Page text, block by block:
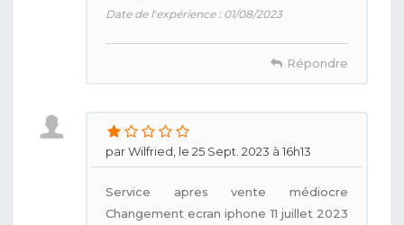
Date de l'expérience : 01/08/2023
Répondre
par Wilfried, le 25 Sept. 2023 à 16h13
Service apres vente médiocre
Changement ecran iphone 11 juillet 2023